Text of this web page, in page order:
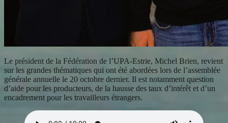
Le président de la Fédération de l’UPA-Estrie, Michel Brien, revient
sur les grandes thématiques qui ont été abordées lors de l’assemblée
générale annuelle le 20 octobre dernier. Il est notamment question
d’aide pour les producteurs, de la hausse des taux d’intérêt et d’un
encadrement pour les travailleurs étrangers.